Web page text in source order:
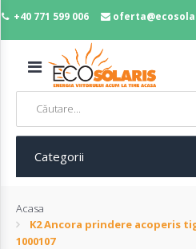
+40 771 599 006
MENIU
Panouri
fotovoltaice
Sisteme
fotovoltaice
Categorii
Acasa
K2 Ancora prindere acoperis
1000107